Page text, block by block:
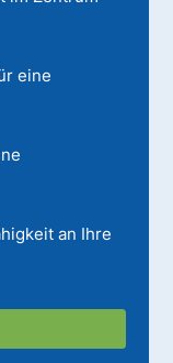
eine
an Ihre